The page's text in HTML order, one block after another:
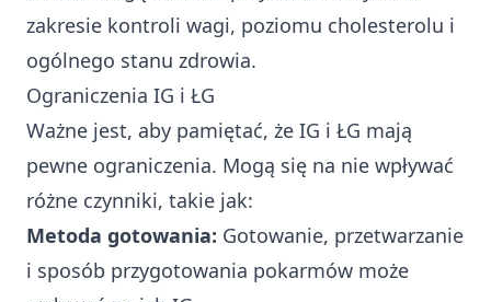
zakresie kontroli wagi, poziomu cholesterolu i
ogólnego stanu zdrowia.
Ograniczenia IG i ŁG
Ważne jest, aby pamiętać, że IG i ŁG mają
pewne ograniczenia. Mogą się na nie wpływać
różne czynniki, takie jak:
Metoda gotowania: Gotowanie, przetwarzanie
i sposób przygotowania pokarmów może